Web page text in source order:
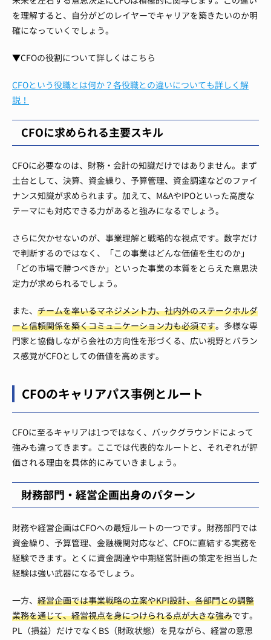
を理解すると、自分がどのレイヤーでキャリアを築きたいのか明
確になっていくでしょう。
▼CFOの役割について詳しくはこちら
CFOという役職とは何か？各役職との違いについても詳しく解
説！
CFOに求められる主要スキル
CFOに必要なのは、財務・会計の知識だけではありません。まず
土台として、決算、資金繰り、予算管理、資金調達などのファイ
ナンス知識が求められます。加えて、M&AやIPOといった高度な
テーマにも対応できる力があると強みになるでしょう。
さらに欠かせないのが、事業理解と戦略的な視点です。数字だけ
で判断するのではなく、「この事業はどんな価値を生むのか」
「どの市場で勝つべきか」といった事業の本質をとらえた意思決
定力が求められるでしょう。
また、 チームを率いるマネジメント力、社内外のステークホルダ
ーと信頼関係を築くコミュニケーション力も必須です。多様な専
門家と協働しながら会社の方向性を形づくる、広い視野とバラン
ス感覚がCFOとしての価値を高めます。
CFOのキャリアパス事例とルート
CFOに至るキャリアは1つではなく、バックグラウンドによって
強みも違ってきます。ここでは代表的なルートと、それぞれが評
価される理由を具体的にみていきましょう。
財務部門・経営企画出身のパターン
財務や経営企画はCFOへの最短ルートの一つです。財務部門では
資金繰り、予算管理、金融機関対応など、CFOに直結する実務を
経験できます。とくに資金調達や中期経営計画の策定を担当した
経験は強い武器になるでしょう。
一方、 経営企画では事業戦略の立案やKPI設計、各部門との調整
業務を通じて、経営視点を身につけられる点が大きな強みです。
PL（損益）だけでなくBS（財政状態）を見ながら、経営の意思